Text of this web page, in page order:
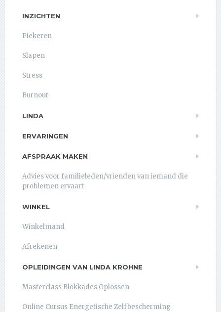
INZICHTEN
Piekeren
Slapen
Stress
Burnout
LINDA
ERVARINGEN
AFSPRAAK MAKEN
Advies voor familieleden/vrienden van iemand die
problemen ervaart
WINKEL
Winkelmand
Afrekenen
OPLEIDINGEN VAN LINDA KROHNE
Masterclass Blokkades Oplossen
Online Cursus Energetische Zelfbescherming